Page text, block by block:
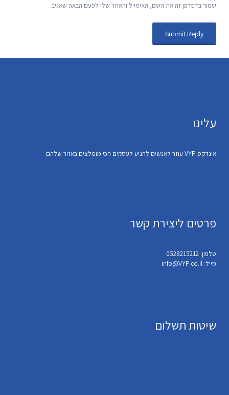
שמור בדפדפן זה את השם, האימייל והאתר שלי לפעם הבאה שאגיב.
עלינו
אינדקס VYP עוזר לאנשים להגיע לעסקים הכי מומלצים באזור שלהם
פרטים ליצירת קשר
טלפון: 0528215212
מייל: info@VYP.co.il
שיטות תשלום